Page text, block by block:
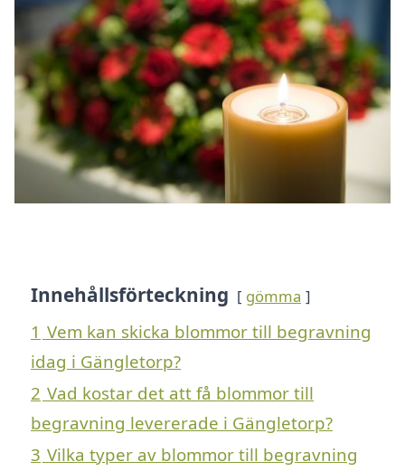
Innehållsförteckning gömma
1 Vem kan skicka blommor till begravning
idag i Gängletorp?
2 Vad kostar det att få blommor till
begravning levererade i Gängletorp?
3 Vilka typer av blommor till begravning